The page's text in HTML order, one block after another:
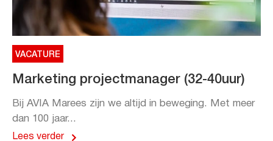
VACATURE
Marketing projectmanager (32-40uur)
Bij AVIA Marees zijn we altijd in beweging. Met meer
dan 100 jaar...
Lees verder